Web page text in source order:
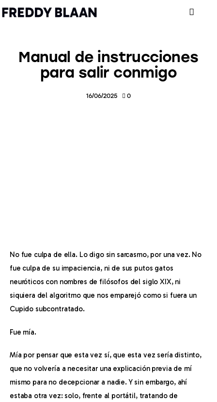
Inicio
Archivo
Manual de instrucciones
para salir conmigo
16/06/2025 0
No fue culpa de ella. Lo digo sin sarcasmo, por una vez. No
fue culpa de su impaciencia, ni de sus putos gatos
neuróticos con nombres de filósofos del siglo XIX, ni
siquiera del algoritmo que nos emparejó como si fuera un
Cupido subcontratado.
Fue mía.
Mía por pensar que esta vez sí, que esta vez sería distinto,
que no volvería a necesitar una explicación previa de mí
mismo para no decepcionar a nadie. Y sin embargo, ahí
estaba otra vez: solo, frente al portátil, tratando de